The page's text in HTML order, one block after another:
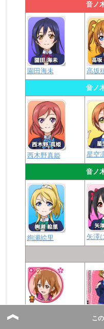
音ノ
園田海未 高坂
音ノ
西木野真姫 星空
音ノ
絢瀬絵里 矢澤
こ